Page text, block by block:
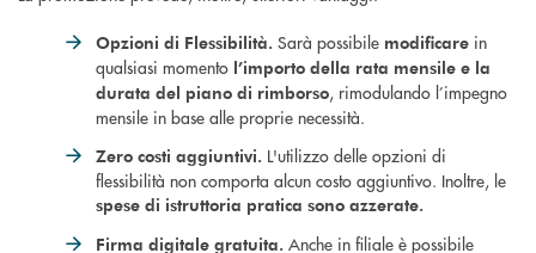
Opzioni di Flessibilità. Sarà possibile modificare in
qualsiasi momento l’importo della rata mensile e la
durata del piano di rimborso, rimodulando l’impegno
mensile in base alle proprie necessità.
Zero costi aggiuntivi. L'utilizzo delle opzioni di
flessibilità non comporta alcun costo aggiuntivo. Inoltre, le
spese di istruttoria pratica sono azzerate.
Firma digitale gratuita. Anche in filiale è possibile